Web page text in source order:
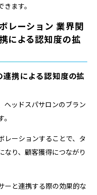
ます。
レーション 業界関
による認知度の拡
携による認知度の拡
ヘッドスパサロンのブラン
レーションすることで、タ
なり、顧客獲得につながり
ーと連携する際の効果的な